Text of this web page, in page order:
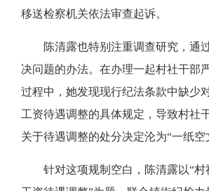
移送检察机关依法审查起诉。
陈清露也特别注重调查研究，通
决问题的办法。在办理一起村社干部
过程中，她发现现行纪法条款中缺少
工资待遇调整的具体规定，导致村社
关于待遇调整的处分决定沦为“一纸空
针对这项规制空白，陈清露以“村